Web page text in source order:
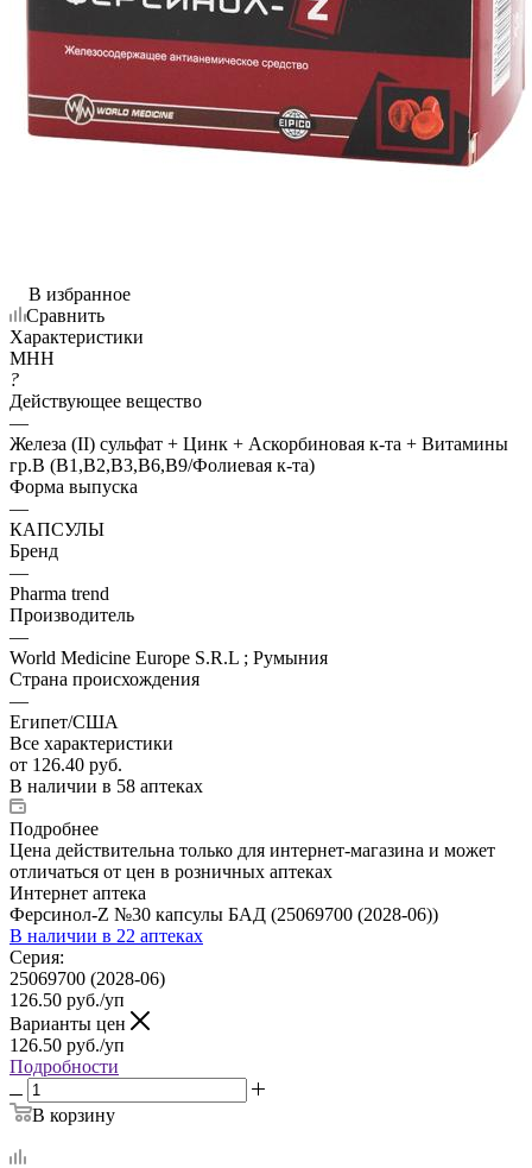
В избранное
Сравнить
Характеристики
МНН
?
Действующее вещество
—
Железа (II) сульфат + Цинк + Аскорбиновая к-та + Витамины
гр.В (В1,В2,В3,В6,В9/Фолиевая к-та)
Форма выпуска
—
КАПСУЛЫ
Бренд
—
Pharma trend
Производитель
—
World Medicine Europe S.R.L ; Румыния
Страна происхождения
—
Египет/США
Все характеристики
от 126.40 руб.
В наличии в 58 аптеках
Подробнее
Цена действительна только для интернет-магазина и может
отличаться от цен в розничных аптеках
Интернет аптека
Ферсинол-Z №30 капсулы БАД (25069700 (2028-06))
В наличии в 22 аптеках
Серия:
25069700 (2028-06)
126.50 руб./уп
Варианты цен
126.50 руб./уп
Подробности
В корзину